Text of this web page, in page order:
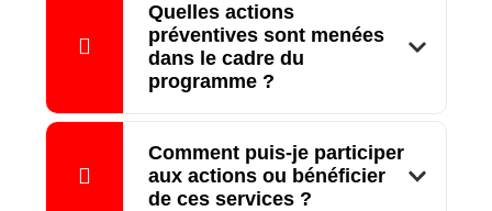
Quelles actions
préventives sont menées
dans le cadre du
programme ?
Comment puis-je participer
aux actions ou bénéficier
de ces services ?